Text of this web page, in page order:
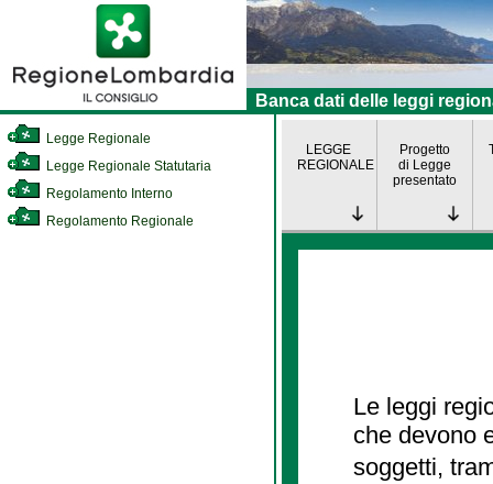
Banca dati delle leggi
Legge Regionale
Legge Regionale Statutaria
Regolamento Interno
Regolamento Regionale
LEGGE
REGIONALE
Progetto
di Legge
presentato
Le leggi
che devono
soggetti,